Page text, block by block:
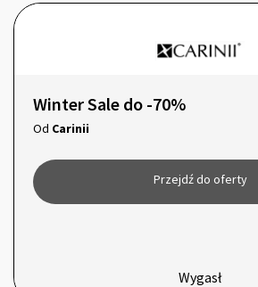
Winter Sale do -70%
Od Carinii
Przejdź do oferty
Wygasł